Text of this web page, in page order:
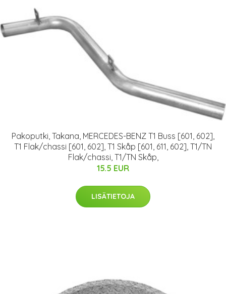
Pakoputki, Takana, MERCEDES-BENZ T1 Buss [601, 602],
T1 Flak/chassi [601, 602], T1 Skåp [601, 611, 602], T1/TN
Flak/chassi, T1/TN Skåp,
15.5 EUR
LISÄTIETOJA